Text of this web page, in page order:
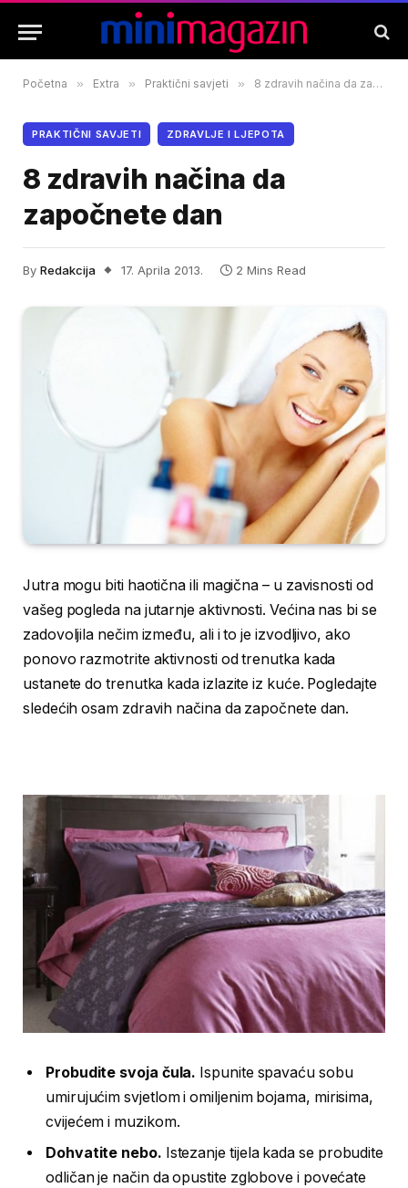
Početna » Extra » Praktični savjeti » 8 zdravih načina da započnete dan
PRAKTIČNI SAVJETI ZDRAVLJE I LJEPOTA
8 zdravih načina da
započnete dan
By Redakcija 17. Aprila 2013. 2 Mins Read
Jutra mogu biti haotična ili magična – u zavisnosti od
vašeg pogleda na jutarnje aktivnosti. Većina nas bi se
zadovoljila nečim između, ali i to je izvodljivo, ako
ponovo razmotrite aktivnosti od trenutka kada
ustanete do trenutka kada izlazite iz kuće. Pogledajte
sledećih osam zdravih načina da započnete dan.
Probudite svoja čula. Ispunite spavaću sobu
umirujućim svjetlom i omiljenim bojama, mirisima,
cvijećem i muzikom.
Dohvatite nebo. Istezanje tijela kada se probudite
odličan je način da opustite zglobove i povećate